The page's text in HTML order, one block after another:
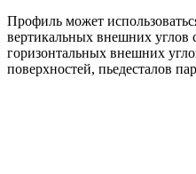
Профиль может
вертикальных внешних углов
горизонтальных внешних
поверхностей, пьедесталов